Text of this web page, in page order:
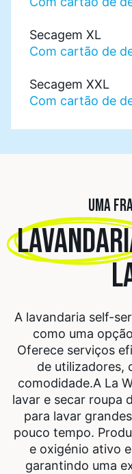
Secagem XL
Com cartão de
Secagem XXL
Com cartão de
UMA
A lavandaria self-
como uma
Oferece serviços
de utilizadores,
comodidade.A La
lavar e secar roupa
para lavar
pouco tempo.
e oxigénio ativo
garantindo uma